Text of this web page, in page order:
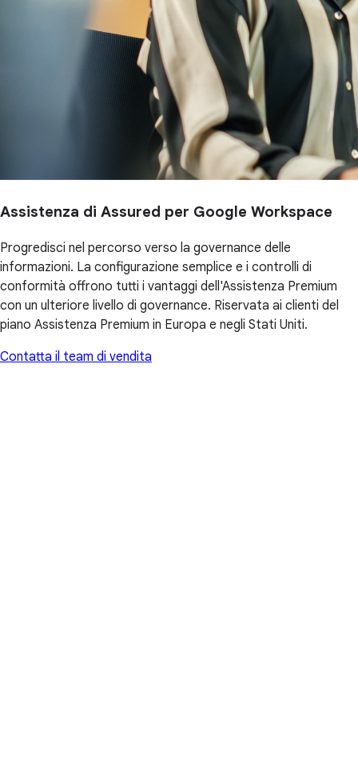
Assistenza di Assured per Google Workspace
Progredisci nel percorso verso la governance delle
informazioni. La configurazione semplice e i controlli di
conformità offrono tutti i vantaggi dell'Assistenza Premium
con un ulteriore livello di governance. Riservata ai clienti del
piano Assistenza Premium in Europa e negli Stati Uniti.
Contatta il team di vendita